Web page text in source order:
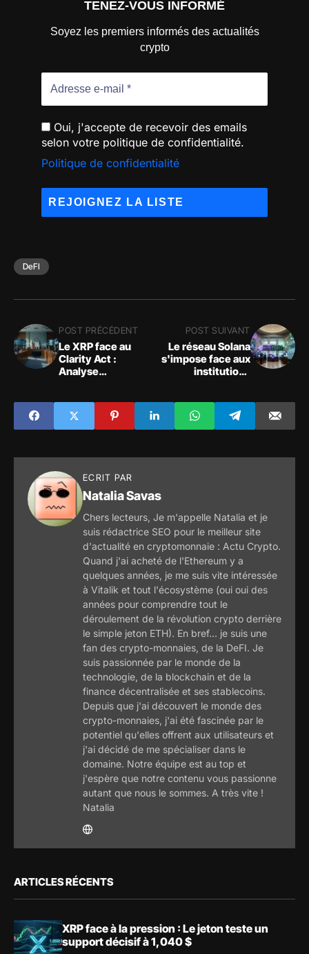
TENEZ-VOUS INFORMÉ
Soyez les premiers informés des actualités
crypto
Oui, j'accepte de recevoir des emails
selon votre politique de confidentialité.
Politique de confidentialité
DeFI
POST PRÉCÉDENT
Le XRP face au
Clarity Act :
Analyse
POST SUIVANT
Le réseau Solana
s'impose face aux
institutions
ECRIT PAR
Natalia Savas
Chers lecteurs, Je m'appelle Natalia et je
suis rédactrice SEO pour le meilleur site
d'actualité en cryptomonnaie : Actu Crypto.
Quand j'ai acheté de l'Ethereum y a
quelques années, je me suis vite intéressée
à Vitalik et tout l'écosystème (oui oui des
années pour comprendre tout le
déroulement de la révolution crypto derrière
le simple jeton ETH). En bref... je suis une
fan des crypto-monnaies, de la DeFI. Je
suis passionnée par le monde de la
technologie, de la blockchain et de la
finance décentralisée et ses stablecoins.
Depuis que j'ai découvert le monde des
crypto-monnaies, j'ai été fascinée par le
potentiel qu'elles offrent aux utilisateurs et
j'ai décidé de me spécialiser dans le
domaine. Notre équipe est au top et
j'espère que notre contenu vous passionne
autant que nous le sommes. A très vite !
Natalia
ARTICLES RÉCENTS
XRP face à la pression : Le jeton teste un
support décisif à 1,040 $